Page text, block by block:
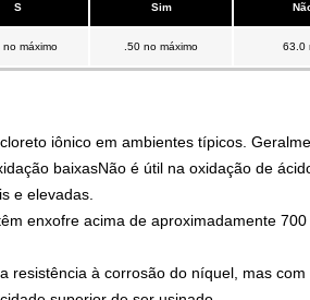
S Sim
no máximo .50 no máximo 63.0
iônico em ambientes típicos.
baixasNão é útil na oxidação de
e elevadas.
enxofre acima de aproximadamente
resistência à corrosão do níquel, mas